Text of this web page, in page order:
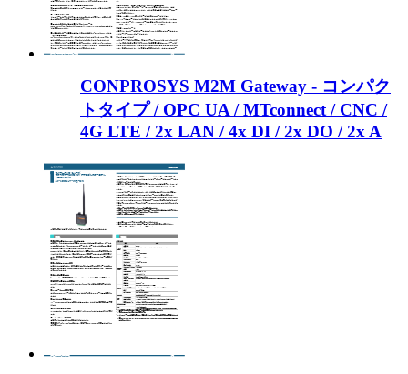
CONPROSYS M2M Gateway - コンパク
トタイプ / OPC UA / MTconnect / CNC /
4G LTE / 2x LAN / 4x DI / 2x DO / 2x A